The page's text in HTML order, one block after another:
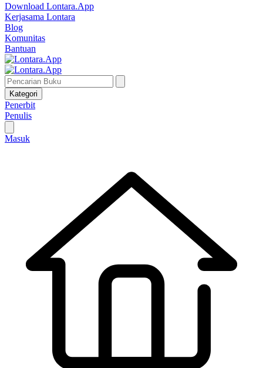
Download Lontara.App
Kerjasama Lontara
Blog
Komunitas
Bantuan
Kategori
Penerbit
Penulis
Masuk